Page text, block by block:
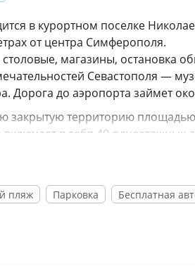
в курортном поселке
от центра Симферополя.
магазины, остановка
Севастополя —
Дорога до аэропорта займет
закрытую территорию
в себя 40
номеров. В общей сложности
где гости могут заказать себе
несколько мангальных зон и
пляж Парковка Бесплатная